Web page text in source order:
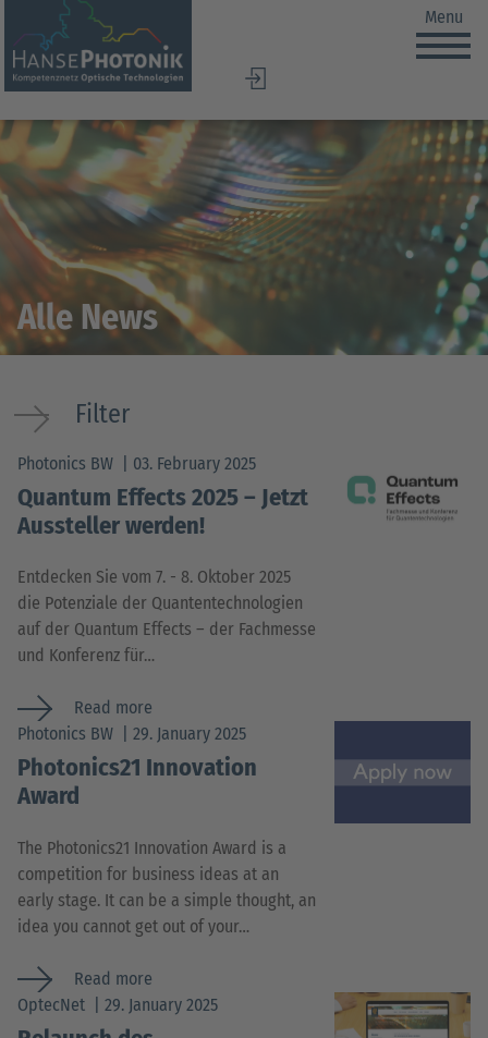
DE
EN
Menu
Alle News
Filter
Photonics BW 03. February 2025
Quantum Effects 2025 – Jetzt
Aussteller werden!
Entdecken Sie vom 7. - 8. Oktober 2025
die Potenziale der Quantentechnologien
auf der Quantum Effects – der Fachmesse
und Konferenz für…
Read more
Photonics BW
29. January 2025
Photonics21 Innovation
Award
The Photonics21 Innovation Award is a
competition for business ideas at an
early stage. It can be a simple thought, an
idea you cannot get out of your…
Read more
OptecNet
29. January 2025